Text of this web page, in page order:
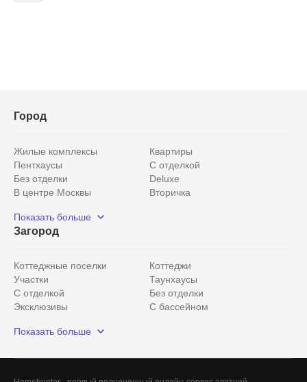
Город
Жилые комплексы
Квартиры
Пентхаусы
С отделкой
Без отделки
Deluxe
В центре Москвы
Вторичка
Рядом с парком
С панорамными окнами
Показать больше
Загород
Коттеджные поселки
Коттеджи
Участки
Таунхаусы
С отделкой
Без отделки
Эксклюзивы
С бассейном
Красногорский район
Показать больше